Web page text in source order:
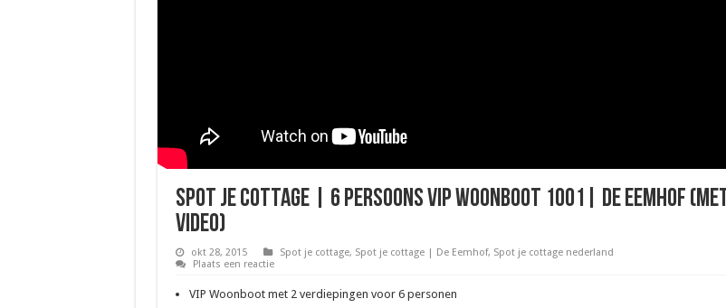
Spot je cottage | 6 persoons Vip Woonboot 1001| De Eemhof (met
video)
okt 28, 2015 Spot je cottage, Spot je cottage | De Eemhof, Spot je cottage nederland
Plaats een reactie
VIP Woonboot met 2 verdiepingen voor 6 personen